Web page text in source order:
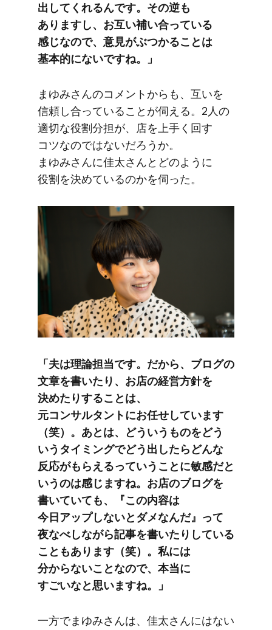
出してくれるんです。​その​逆も​
ありますし、​お互い​補い​合っている​
感じなので、​意見が​ぶつかる​ことは​
基本的に​ないですね。」
まゆみさんの​コメントからも、​互いを​
信頼し合っている​ことが​伺える。​2人の​
適切な​役割分担が、​店を​上手く​回す​
コツなのではないだろうか。​
まゆみさんに​佳太さんと​どのように​
役割を​決めているのかを​伺った。
「夫は​理論担当です。​だから、​ブログの​
文章を​書いたり、​お店の​経営方​針を​
決めたりする​ことは、​
元コンサルタントに​お任せしています​
（笑）。​あとは、​どう​いう​ものを​どう​
いう​タイミングで​どう​出したら​どんな​
反応が​もらえるって​いう​ことに​敏感だと​
いうのは​感じますね。​お店の​ブログを​
書いていても、​『この​内容は​
今日アップしないと​ダメなんだ』って​
夜なべしながら​記事を​書いたりしている​
こともあります​（笑）。​私には​
分からない​ことなので、​本当に​
すごいなと​思いますね。」
一方で​まゆみさんは、​佳太さんには​ない​